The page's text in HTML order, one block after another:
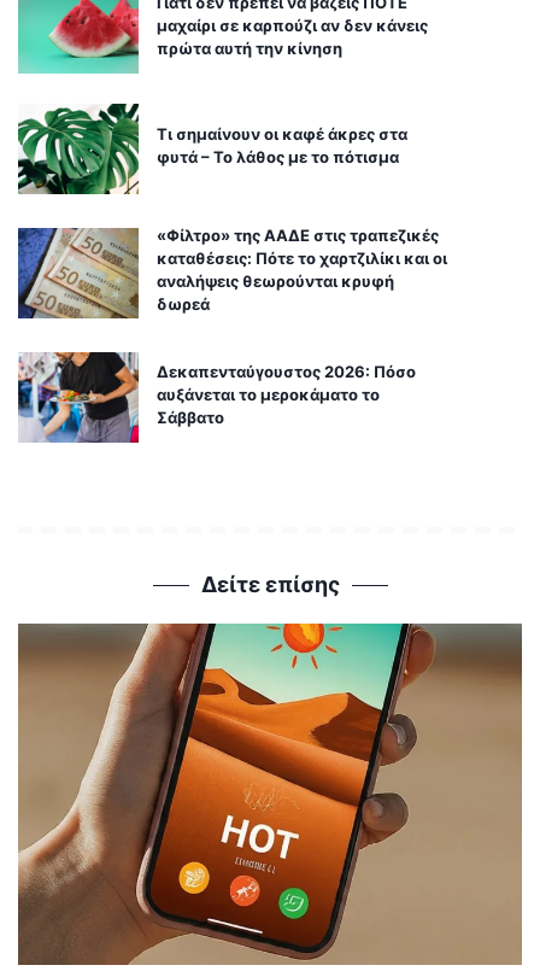
μαχαίρι σε καρπούζι αν δεν κάνεις
πρώτα αυτή την κίνηση
Τι σημαίνουν οι καφέ άκρες στα
φυτά – Το λάθος με το πότισμα
«Φίλτρο» της ΑΑΔΕ στις τραπεζικές
καταθέσεις: Πότε το χαρτζιλίκι και οι
αναλήψεις θεωρούνται κρυφή
δωρεά
Δεκαπενταύγουστος 2026: Πόσο
αυξάνεται το μεροκάματο το
Σάββατο
Δείτε επίσης